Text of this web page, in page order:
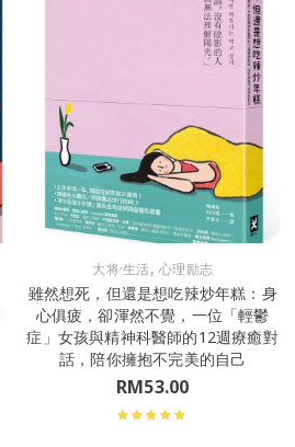
大将·生活, 心理励志
雖然想死，但還是想吃辣炒年糕：身
心俱疲，卻渾然不覺，一位「輕鬱
症」女孩與精神科醫師的12週療癒對
話，陪你擁抱不完美的自己
RM53.00